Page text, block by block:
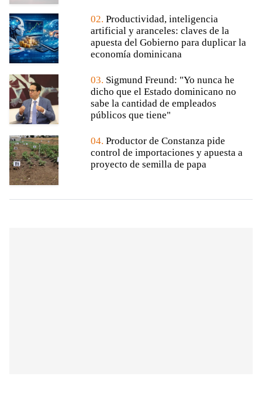
02. Productividad, inteligencia
artificial y aranceles: claves de la
apuesta del Gobierno para duplicar la
economía dominicana
03. Sigmund Freund: "Yo nunca he
dicho que el Estado dominicano no
sabe la cantidad de empleados
públicos que tiene"
04. Productor de Constanza pide
control de importaciones y apuesta a
proyecto de semilla de papa